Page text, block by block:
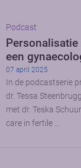
Podcast
een
07 april 2025
In de podcastserie
dr. Tessa
met dr. Teska
care in fertile …